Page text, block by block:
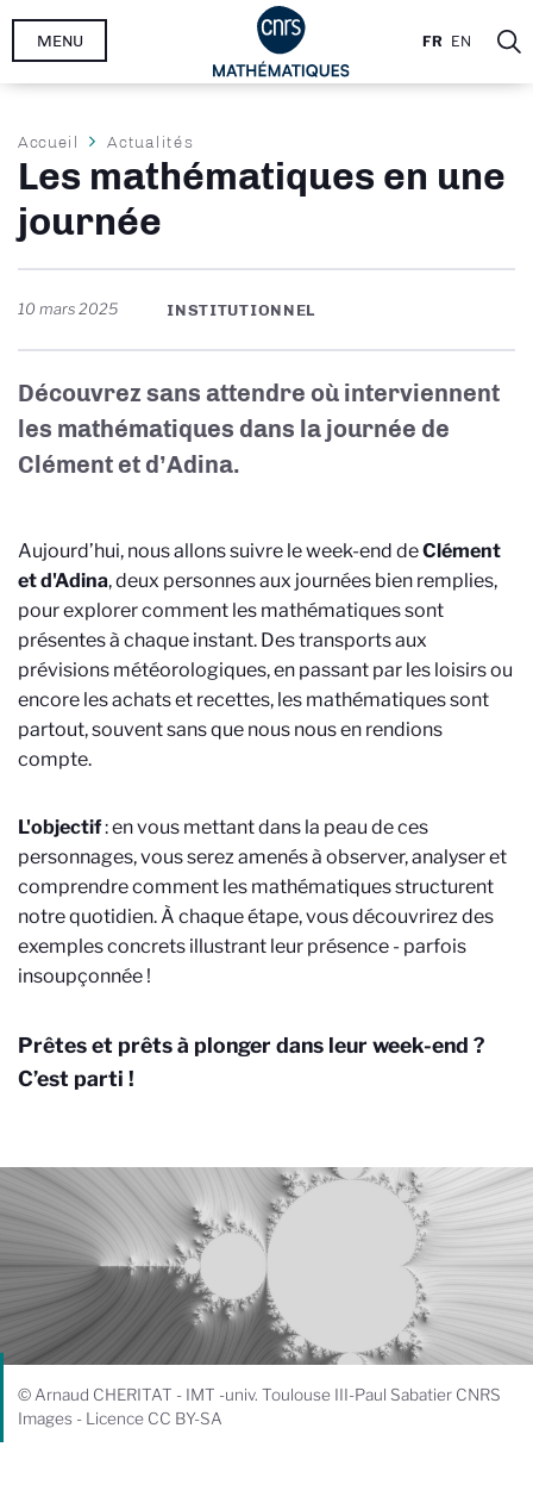
Aller
FR EN
MENU
Fil
d'Ariane
Accueil Actualités
Les mathématiques en une
journée
10 mars 2025 INSTITUTIONNEL
Découvrez sans attendre où interviennent
les mathématiques dans la journée de
Clément et d’Adina.
Aujourd’hui, nous allons suivre le week-end deClément
et d'Adina, deux personnes aux journées bien remplies,
pour explorer comment les mathématiques sont
présentes à chaque instant. Des transports aux
prévisions météorologiques, en passant par les loisirs ou
encore les achats et recettes, les mathématiques sont
partout, souvent sans que nous nous en rendions
compte.
L'objectif: en vous mettant dans la peau de ces
personnages, vous serez amenés à observer, analyser et
comprendre comment les mathématiques structurent
notre quotidien. À chaque étape, vous découvrirez des
exemples concrets illustrant leur présence - parfois
insoupçonnée !
Prêtes et prêts à plonger dans leur week-end ?
C’est parti !
© Arnaud CHERITAT - IMT -univ. Toulouse III-Paul Sabatier CNRS
Images - Licence CC BY-SA